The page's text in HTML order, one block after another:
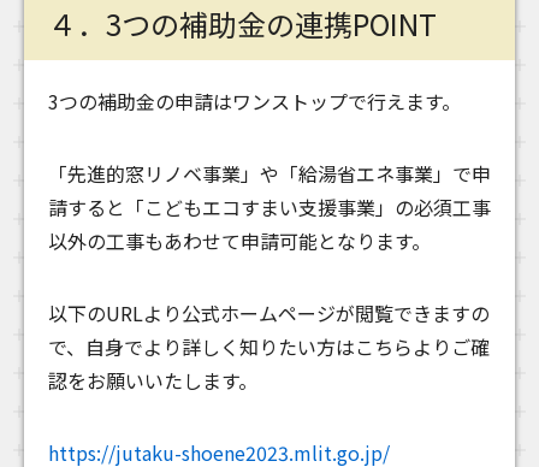
４．3つの補助金の連携POINT
3つの補助金の申請はワンストップで行えます。
「先進的窓リノベ事業」や「給湯省エネ事業」で申
請すると「こどもエコすまい支援事業」の必須工事
以外の工事もあわせて申請可能となります。
以下のURLより公式ホームページが閲覧できますの
で、自身でより詳しく知りたい方はこちらよりご確
認をお願いいたします。
https://jutaku-shoene2023.mlit.go.jp/